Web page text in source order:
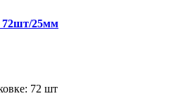
72шт/25мм
72 шт